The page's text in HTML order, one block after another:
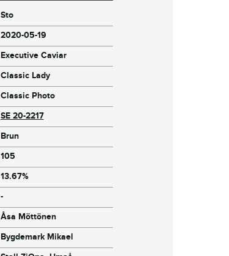
Sto
2020-05-19
Executive Caviar
Classic Lady
Classic Photo
SE 20-2217
Brun
105
13.67%
-
Åsa Möttönen
Bygdemark Mikael